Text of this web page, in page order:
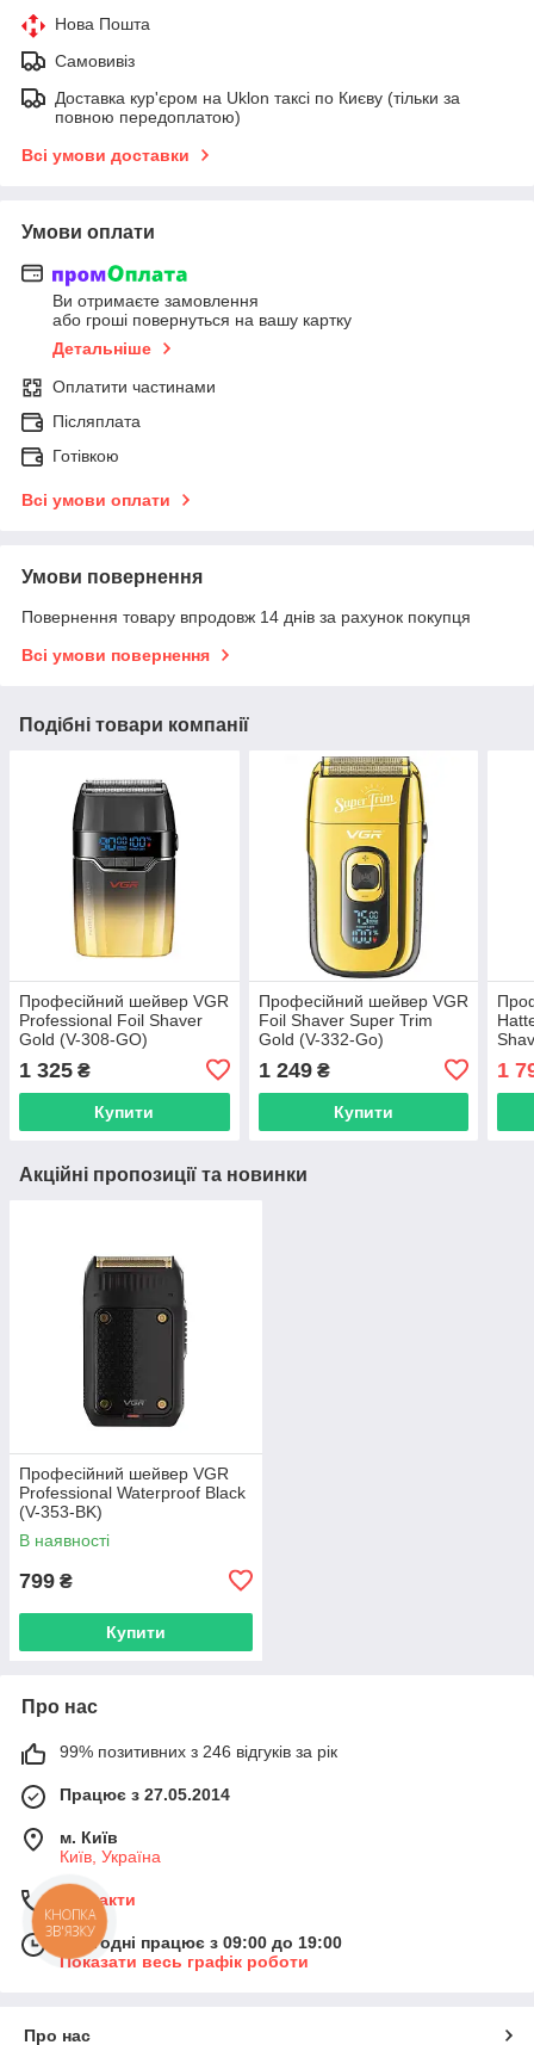
Нова Пошта
Самовивіз
Доставка кур'єром на Uklon таксі по Києву (тільки за
повною передоплатою)
Всі умови доставки
Умови оплати
Ви отримаєте замовлення
або гроші повернуться на вашу картку
Детальніше
Оплатити частинами
Післяплата
Готівкою
Всі умови оплати
Умови повернення
Повернення товару впродовж 14 днів за рахунок покупця
Всі умови повернення
Подібні товари компанії
Професійний шейвер VGR
Professional Foil Shaver
Gold (V-308-GO)
1 325 ₴
Купити
Професійний шейвер VGR
Foil Shaver Super Trim
Gold (V-332-Go)
1 249₴
Купити
1
Акційні пропозиції та новинки
Професійний шейвер VGR
Professional Waterproof Black
(V-353-BK)
В наявності
799 ₴
Купити
Про нас
99% позитивних з 246 відгуків за рік
Працює з 27.05.2014
м. Київ
Київ, Україна
Контакти
Сьогодні працює з 09:00 до 19:00
Показати весь графік роботи
Про нас
КНОПКА
ЗВ'ЯЗКУ